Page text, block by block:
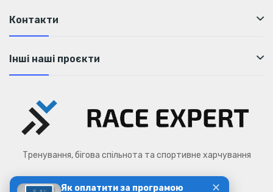
Контакти
Інші наші проєкти
Тренування, бігова спільнота та спортивне харчування
✕
Як оплатити за програмою